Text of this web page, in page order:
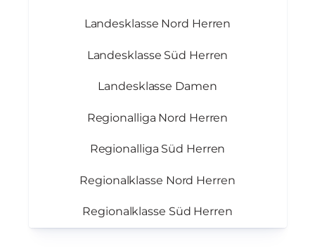
Landesklasse Nord Herren
Landesklasse Süd Herren
Landesklasse Damen
Regionalliga Nord Herren
Regionalliga Süd Herren
Regionalklasse Nord Herren
Regionalklasse Süd Herren